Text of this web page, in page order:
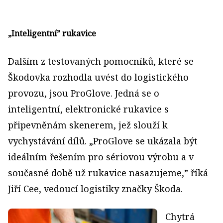
„Inteligentní” rukavice
Dalším z testovaných pomocníků, které se
Škodovka rozhodla uvést do logistického
provozu, jsou ProGlove. Jedná se o
inteligentní, elektronické rukavice s
připevněnám skenerem, jež slouží k
vychystávání dílů. „ProGlove se ukázala být
ideálním řešením pro sériovou výrobu a v
současné době už rukavice nasazujeme,” říká
Jiří Cee, vedoucí logistiky značky Škoda.
Chytrá